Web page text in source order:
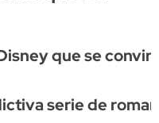
que se
serie de